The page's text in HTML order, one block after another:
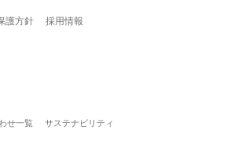
護方針 採用情報
せ一覧 サステナビリティ